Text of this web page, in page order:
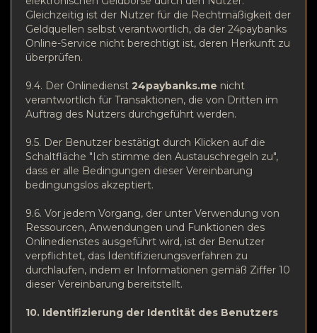
Gleichzeitig ist der Nutzer für die Rechtmäßigkeit der
Geldquellen selbst verantwortlich, da der 24paybanks
Online-Service nicht berechtigt ist, deren Herkunft zu
überprüfen.
9.4. Der Onlinedienst 24paybanks.me nicht
verantwortlich für Transaktionen, die von Dritten im
Auftrag des Nutzers durchgeführt werden.
9.5. Der Benutzer bestätigt durch Klicken auf die
Schaltfläche "Ich stimme den Austauschregeln zu",
dass er alle Bedingungen dieser Vereinbarung
bedingungslos akzeptiert.
9.6. Vor jedem Vorgang, der unter Verwendung von
Ressourcen, Anwendungen und Funktionen des
Onlinedienstes ausgeführt wird, ist der Benutzer
verpflichtet, das Identifizierungsverfahren zu
durchlaufen, indem er Informationen gemäß Ziffer 10
dieser Vereinbarung bereitstellt.
10. Identifizierung der Identität des Benutzers